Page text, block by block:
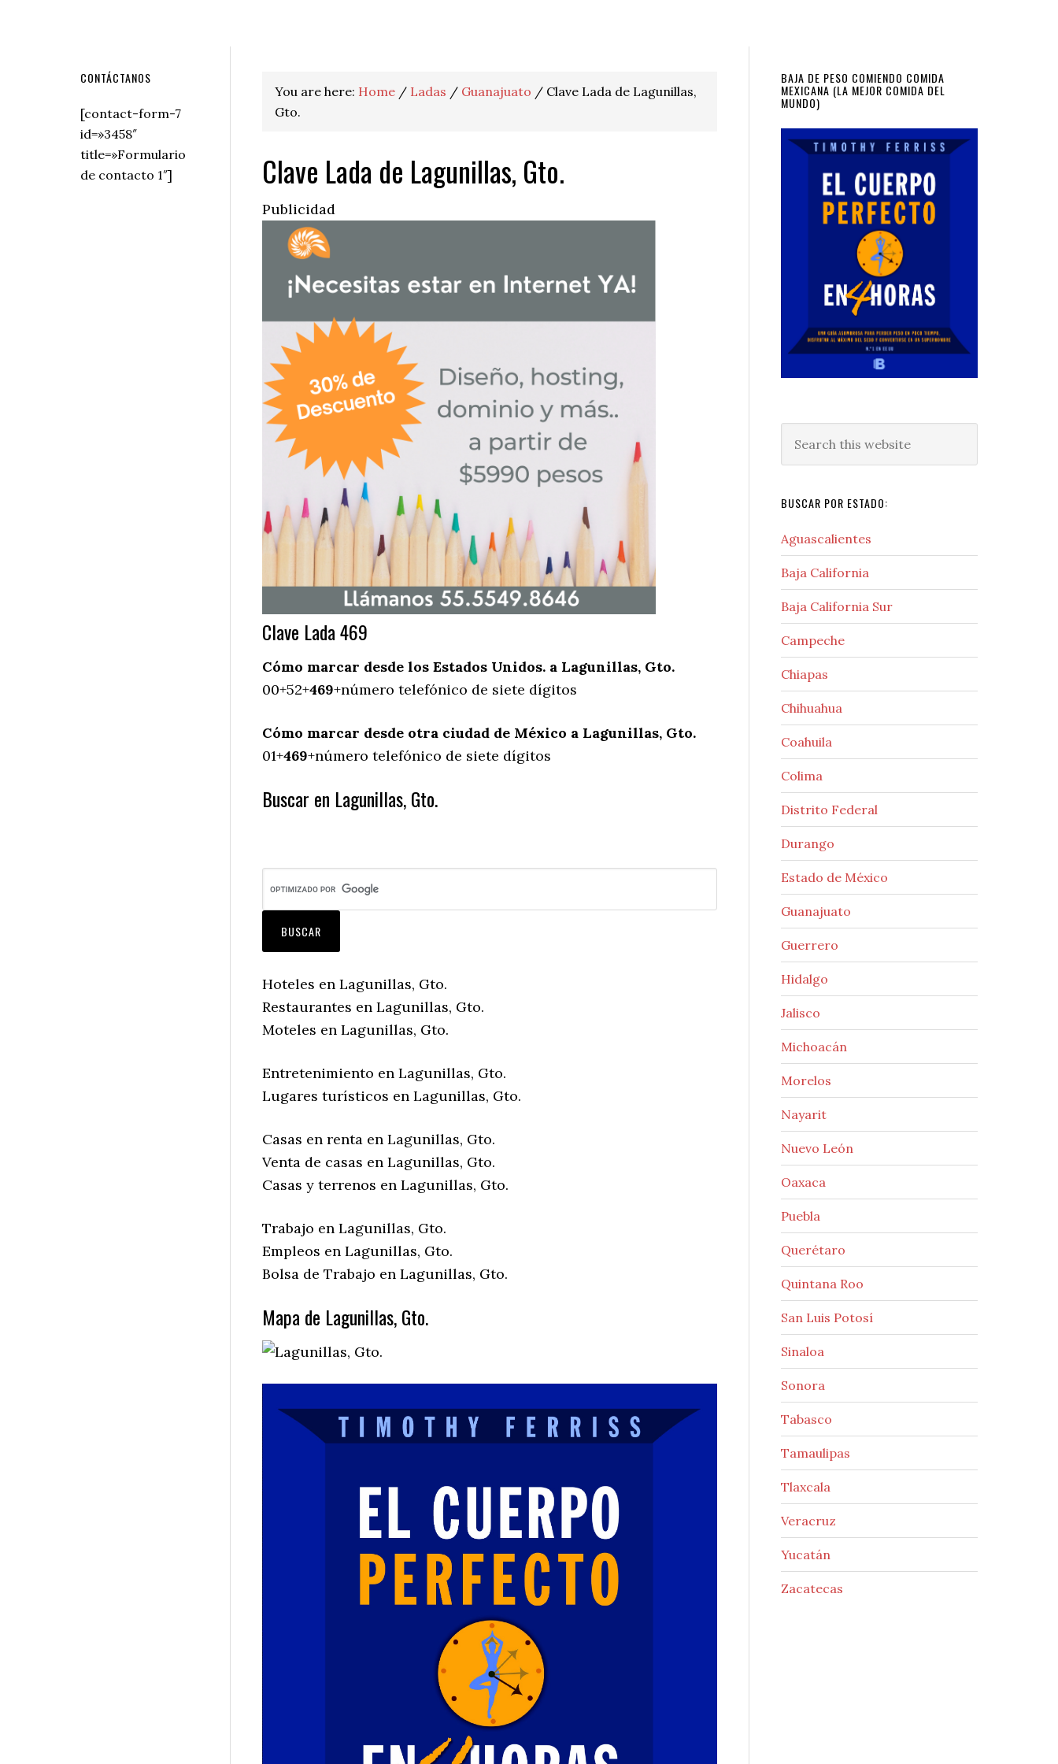
You are here: Home / Ladas / Guanajuato / Clave Lada de Lagunillas,
Gto.
Clave Lada de Lagunillas, Gto.
Publicidad
Clave Lada 469
Cómo marcar desde los Estados Unidos. a Lagunillas, Gto.
00+52+469+número telefónico de siete dígitos
Cómo marcar desde otra ciudad de México a Lagunillas, Gto.
01+469+número telefónico de siete dígitos
Buscar en Lagunillas, Gto.
Hoteles en Lagunillas, Gto.
Restaurantes en Lagunillas, Gto.
Moteles en Lagunillas, Gto.
Entretenimiento en Lagunillas, Gto.
Lugares turísticos en Lagunillas, Gto.
Casas en renta en Lagunillas, Gto.
Venta de casas en Lagunillas, Gto.
Casas y terrenos en Lagunillas, Gto.
Trabajo en Lagunillas, Gto.
Empleos en Lagunillas, Gto.
Bolsa de Trabajo en Lagunillas, Gto.
Mapa de Lagunillas, Gto.
Primary
Sidebar
BAJA DE PESO COMIENDO COMIDA
MEXICANA (LA MEJOR COMIDA DEL
MUNDO)
this
BUSCAR POR ESTADO:
Aguascalientes
Baja California
Baja California Sur
Campeche
Chiapas
Chihuahua
Coahuila
Colima
Distrito Federal
Durango
Estado de México
Guanajuato
Guerrero
Hidalgo
Jalisco
Michoacán
Morelos
Nayarit
Nuevo León
Oaxaca
Puebla
Querétaro
Quintana Roo
San Luis Potosí
Sinaloa
Sonora
Tabasco
Tamaulipas
Tlaxcala
Veracruz
Yucatán
Zacatecas
Secondary
Sidebar
CONTÁCTANOS
[contact-form-7
id=»3458″
title=»Formulario
de contacto 1″]